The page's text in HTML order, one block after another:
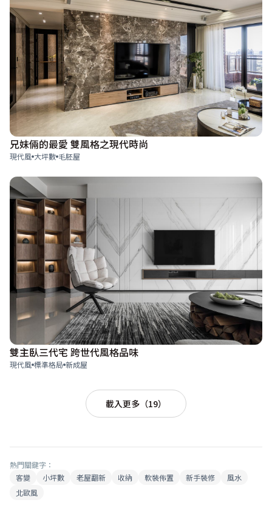
兄妹倆的最愛 雙風格之現代時尚
現代風 大坪數 毛胚屋
雙主臥三代宅 跨世代風格品味
現代風 標準格局 新成屋
載入更多（19）
熱門關鍵字：
客變
小坪數 老屋翻新 收納 軟裝佈置 新手裝修
風水
北歐風